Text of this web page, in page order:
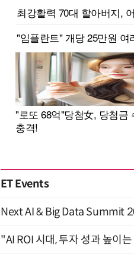
ET Events
Next AI & Big Data Summit
"AI ROI 시대, 투자 성과 높이